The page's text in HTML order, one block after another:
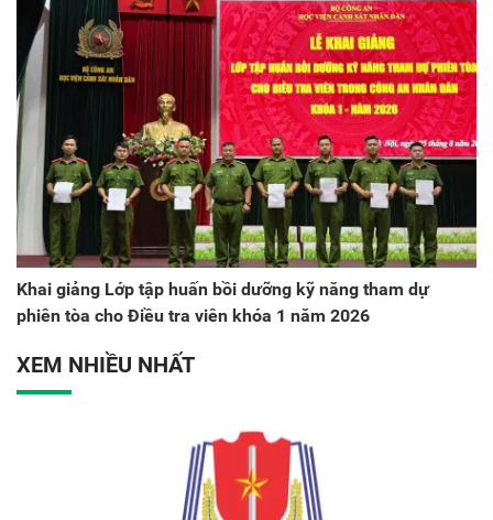
Khai giảng Lớp tập huấn bồi dưỡng kỹ năng tham dự
phiên tòa cho Điều tra viên khóa 1 năm 2026
XEM NHIỀU NHẤT